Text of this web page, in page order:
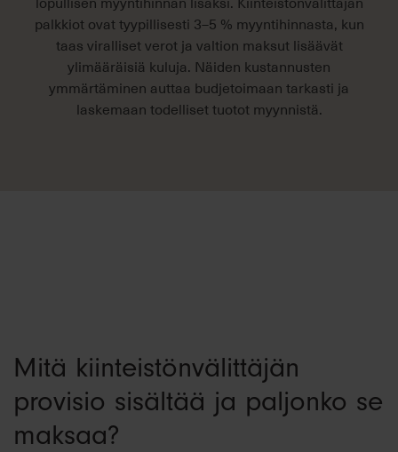
palkkiot ovat tyypillisesti 3–5 % myyntihinnasta, kun
taas viralliset verot ja valtion maksut lisäävät
ylimääräisiä kuluja. Näiden kustannusten
ymmärtäminen auttaa budjetoimaan tarkasti ja
laskemaan todelliset tuotot myynnistä.
Mitä kiinteistönvälittäjän
provisio sisältää ja paljonko se
maksaa?